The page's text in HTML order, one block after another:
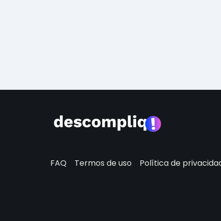
FAQ Termos de uso Política de